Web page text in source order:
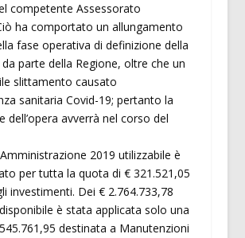
competente Assessorato
ha comportato un allungamento
fase operativa di definizione della
parte della Regione, oltre che un
slittamento causato
sanitaria Covid-19; pertanto la
dell’opera avverrà nel corso del
Amministrazione 2019 utilizzabile è
per tutta la quota di € 321.521,05
investimenti. Dei € 2.764.733,78
è stata applicata solo una
destinata a Manutenzioni